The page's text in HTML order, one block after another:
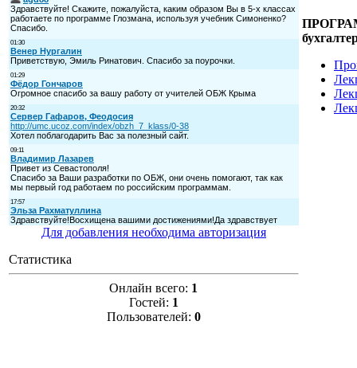
Для добавления необходима авторизация
Статистика
Онлайн всего: 1
Гостей: 1
Пользователей: 0